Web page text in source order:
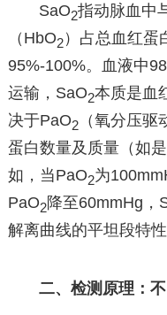
SaO2指动脉血中
（HbO2）占总血红蛋
95%-100%。血液中
运输，SaO2本质是血
决于PaO2（氧分压驱
蛋白数量及质量（如
如，当PaO2为
PaO2降至60mmHg，
解离曲线的平坦段特性
二、检测原理：